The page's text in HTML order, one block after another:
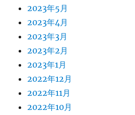
2023年5月
2023年4月
2023年3月
2023年2月
2023年1月
2022年12月
2022年11月
2022年10月